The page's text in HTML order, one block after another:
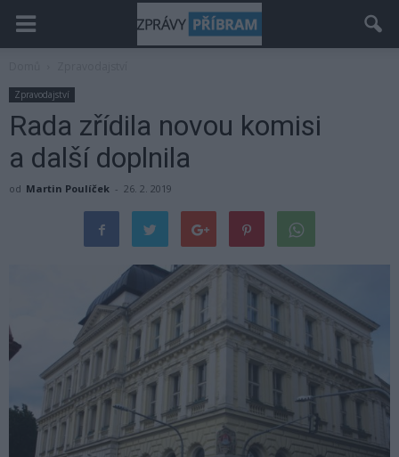
Zpravodajství
Rada zřídila novou komisi
a další doplnila
od Martin Poulíček - 26. 2. 2019